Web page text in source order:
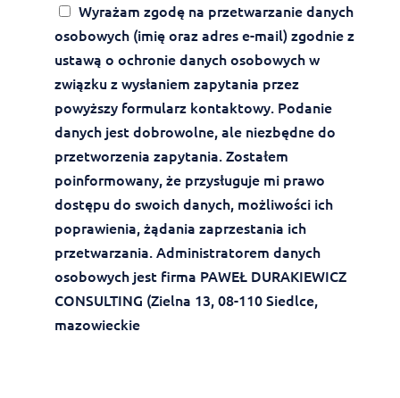
Wyrażam zgodę na przetwarzanie danych
osobowych (imię oraz adres e-mail) zgodnie z
ustawą o ochronie danych osobowych w
związku z wysłaniem zapytania przez
powyższy formularz kontaktowy. Podanie
danych jest dobrowolne, ale niezbędne do
przetworzenia zapytania. Zostałem
poinformowany, że przysługuje mi prawo
dostępu do swoich danych, możliwości ich
poprawienia, żądania zaprzestania ich
przetwarzania. Administratorem danych
osobowych jest firma PAWEŁ DURAKIEWICZ
CONSULTING (Zielna 13, 08-110 Siedlce,
mazowieckie